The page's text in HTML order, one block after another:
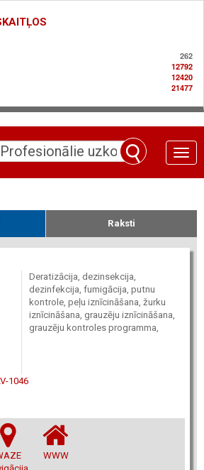
262
12792
12420
21477
Toggle
Raksti
Deratizācija, dezinsekcija,
dezinfekcija, fumigācija, putnu
kontrole, peļu iznīcināšana, žurku
iznīcināšana, grauzēju iznīcināšana,
grauzēju kontroles programma,
1046
WWW